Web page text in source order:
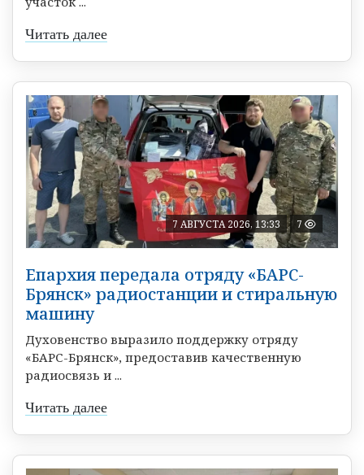
Читать далее
7 АВГУСТА 2026, 13:33 7
Епархия передала отряду «БАРС-
Брянск» радиостанции и стиральную
машину
Духовенство выразило поддержку отряду
«БАРС-Брянск», предоставив качественную
радиосвязь и ...
Читать далее